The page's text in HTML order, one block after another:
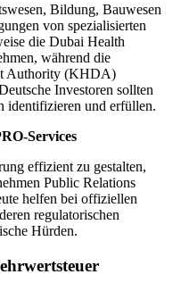
Bildung, Bauwesen
von spezialisierten
die Dubai Health
während die
Authority (KHDA)
Investoren sollten
identifizieren und erfüllen.
Services
effizient zu gestalten,
Public Relations
helfen bei offiziellen
regulatorischen
Hürden.